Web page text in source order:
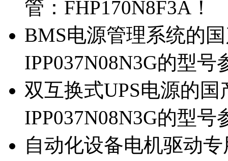
管：FHP170N8F3A！
BMS电源管理系统的
IPP037N08N3G的型号
双互换式UPS电源的
IPP037N08N3G的型号
自动化设备电机驱动